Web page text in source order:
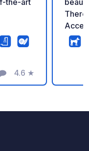
4.6
Rating
★
There
(in
m to the